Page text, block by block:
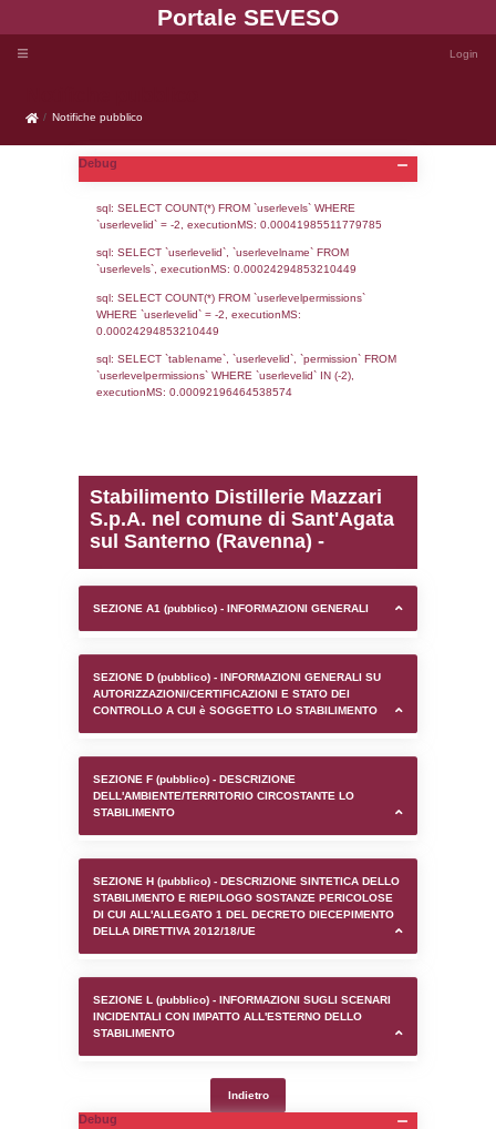
Portale
Notifiche pubblico
Notifiche pubblico
Debug
sql: SELECT COUNT(*) FROM `userlevels`
sql: SELECT `userlevelid`, `userlevelname`
0.00024294853210449
sql: SELECT `tablename`, `userlevelid`,
executionMS: 0.00092196464538574
Stabilimento Distillerie
S.p.A. nel comune di
sul Santerno (Ravenna)
SEZIONE A1 (pubblico) - INFORMAZIONI
SEZIONE D (pubblico) - INFORMAZIONI
CONTROLLO A CUI è SOGGETTO LO